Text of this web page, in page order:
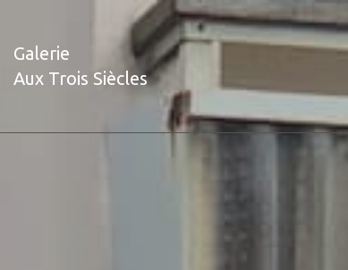
Galerie
Aux Trois Siècles